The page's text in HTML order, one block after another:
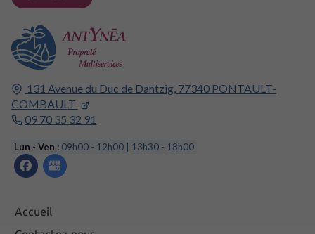
131 Avenue du Duc de Dantzig, 77340 PONTAULT-
COMBAULT
09 70 35 32 91
Lun - Ven : 09h00 - 12h00 | 13h30 - 18h00
Accueil